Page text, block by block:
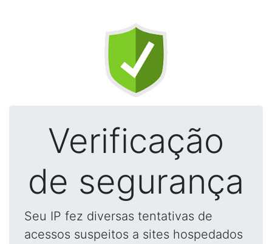
Verificação
de segurança
Seu IP fez diversas tentativas de
acessos suspeitos a sites hospedados